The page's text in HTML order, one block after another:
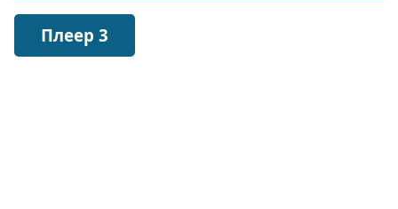
Плеер 3